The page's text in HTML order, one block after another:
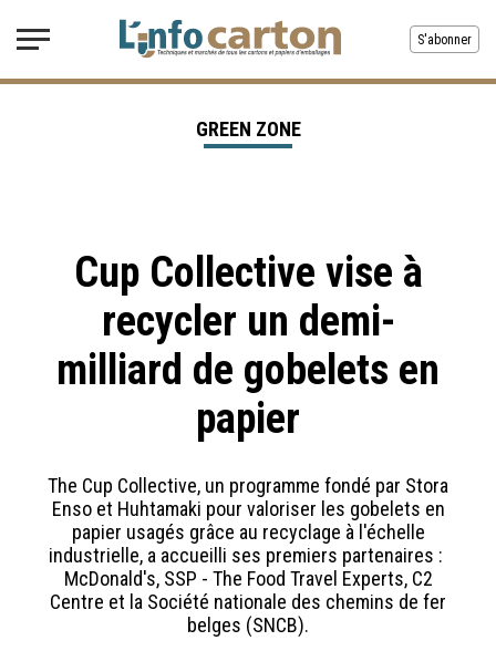
S'abonner
Cup Collective vise à
recycler un demi-
milliard de gobelets en
papier
The Cup Collective, un programme fondé par Stora
Enso et Huhtamaki pour valoriser les gobelets en
papier usagés grâce au recyclage à l'échelle
industrielle, a accueilli ses premiers partenaires :
McDonald's, SSP - The Food Travel Experts, C2
Centre et la Société nationale des chemins de fer
belges (SNCB).
GREEN ZONE